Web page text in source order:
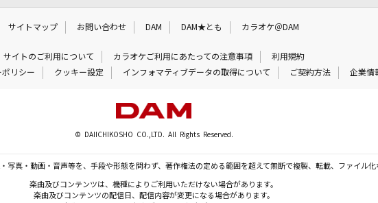
サイトマップ お問い合わせ DAM DAM★とも カラオケ＠DAM
サイトのご利用について カラオケご利用にあたっての注意事項
利用規約
リシー
クッキー設定 インフォマティブデータの取得について ご契約方法 企業情
© DAIICHIKOSHO CO.,LTD. All Rights Reserved.
写真・動画・音声等を、手段や形態を問わず、著作権法の定める範囲を超えて無断で複製、転載、ファイル化
楽曲及びコンテンツは、機種によりご利用いただけない場合があります。
楽曲及びコンテンツの配信日、配信内容が変更になる場合があります。